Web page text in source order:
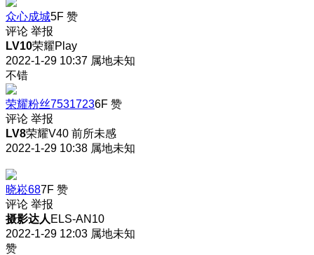
众心成城5F 赞
评论 举报
LV10荣耀Play
2022-1-29 10:37 属地未知
不错
荣耀粉丝75317236F 赞
评论 举报
LV8荣耀V40 前所未感
2022-1-29 10:38 属地未知
晓崧687F 赞
评论 举报
摄影达人 ELS-AN10
2022-1-29 12:03 属地未知
赞